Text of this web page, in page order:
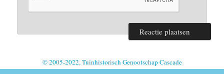
© 2005-2022, Tuinhistorisch Genootschap Cascade